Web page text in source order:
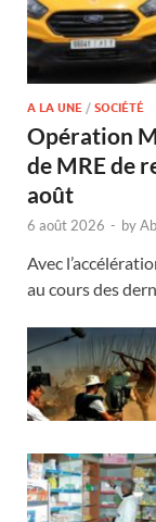
A LA UNE / SOCIÉTÉ
Opération
de MRE de
août
6 août 2026 - by
Avec
au cours des